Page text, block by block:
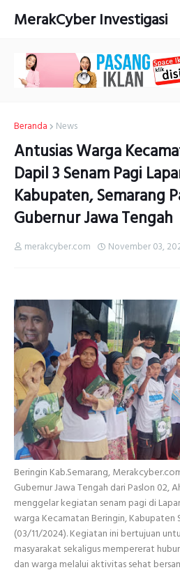
MerakCyber Investigasi
Beranda News
Antusias Warga
Dapil 3 Senam Pagi
Kabupaten, Semarang
Gubernur Jawa Tengah
merakcyber.com November 03,
Beringin Kab.Semarang,
Gubernur Jawa Tengah dari Paslon 02,
menggelar kegiatan senam pagi di
warga Kecamatan Beringin, Kabupaten
(03/11/2024). Kegiatan ini bertujuan
masyarakat sekaligus mempererat
dan warga melalui aktivitas sehat